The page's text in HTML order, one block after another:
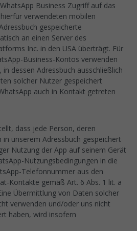
Business Zugriff auf das
verwendeten mobilen
gespeicherte
an einen Server des
Inc. in den USA überträgt. Für
Business-Kontos verwenden
dessen Adressbuch ausschließlich
solcher Nutzer gespeichert
auch in Kontakt getreten
dass jede Person, deren
unserem Adressbuch gespeichert
Nutzung der App auf seinem Gerät
Nutzungsbedingungen in die
Telefonnummer aus den
Kontakte gemäß Art. 6 Abs. 1 lit. a
Übermittlung von Daten solcher
verwenden und/oder uns nicht
haben, wird insofern